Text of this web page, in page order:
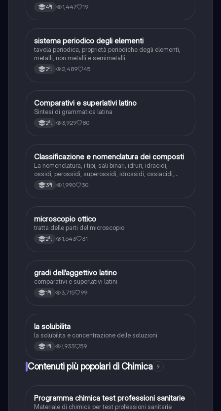
4ªl 1,447 19
Chimica
sistema periodico degli elementi
tavola periodica, proprietà periodiche degli elementi,
metalli, non metalli e semimetalli
2ªl 2,489 45
Latino
Comparativi e superlativi latino
Sintesi di grammatica latina
2ªl 3,929 80
Chimica
Classificazione e nomenclatura dei composti
La nomenclatura, i tipi, sali binari, idruri, idracidi,
ossidi, perossidi, superossidi, idrossidi, ossiacidi,
meta- piro- orto-, sali ternari, sali acidi, sali doppi, sali
basici.
3ªl 1,990 30
Chimica
microscopio ottico
tratta delle parti del microscopio
2ªl 1,643 31
Latino
gradi dell’aggettivo latino
comparativi e superlativi latini
1ªl 3,715 99
Chimica
la solubilita
la solubilita e concentrazione delle soluzioni
1ªl 1,933 59
Contenuti più popolari di Chimica 9
Chimica
Programma chimica test professioni sanitarie
Materiale di chimica per test professioni sanitarie